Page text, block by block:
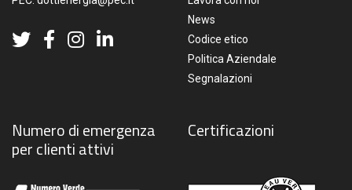
News
Codice etico
Politica Aziendale
Segnalazioni
Numero di emergenza
per clienti attivi
Certificazioni